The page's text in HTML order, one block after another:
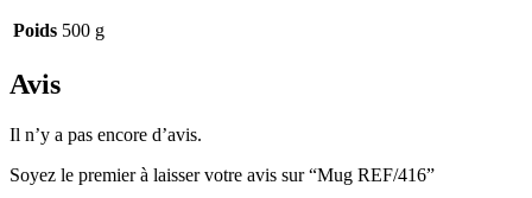
Poids 500 g
Avis
Il n’y a pas encore d’avis.
Soyez le premier à laisser votre avis sur “Mug REF/416”